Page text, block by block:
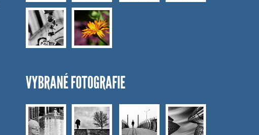
VYBRANÉ FOTOGRAFIE